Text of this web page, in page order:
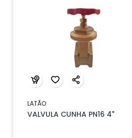
LATÃO
VALVULA CUNHA PN16 4"